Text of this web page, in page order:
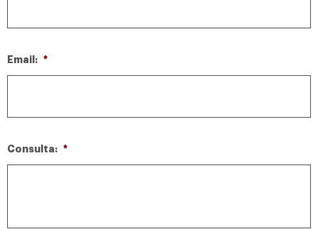
Email: *
Consulta: *